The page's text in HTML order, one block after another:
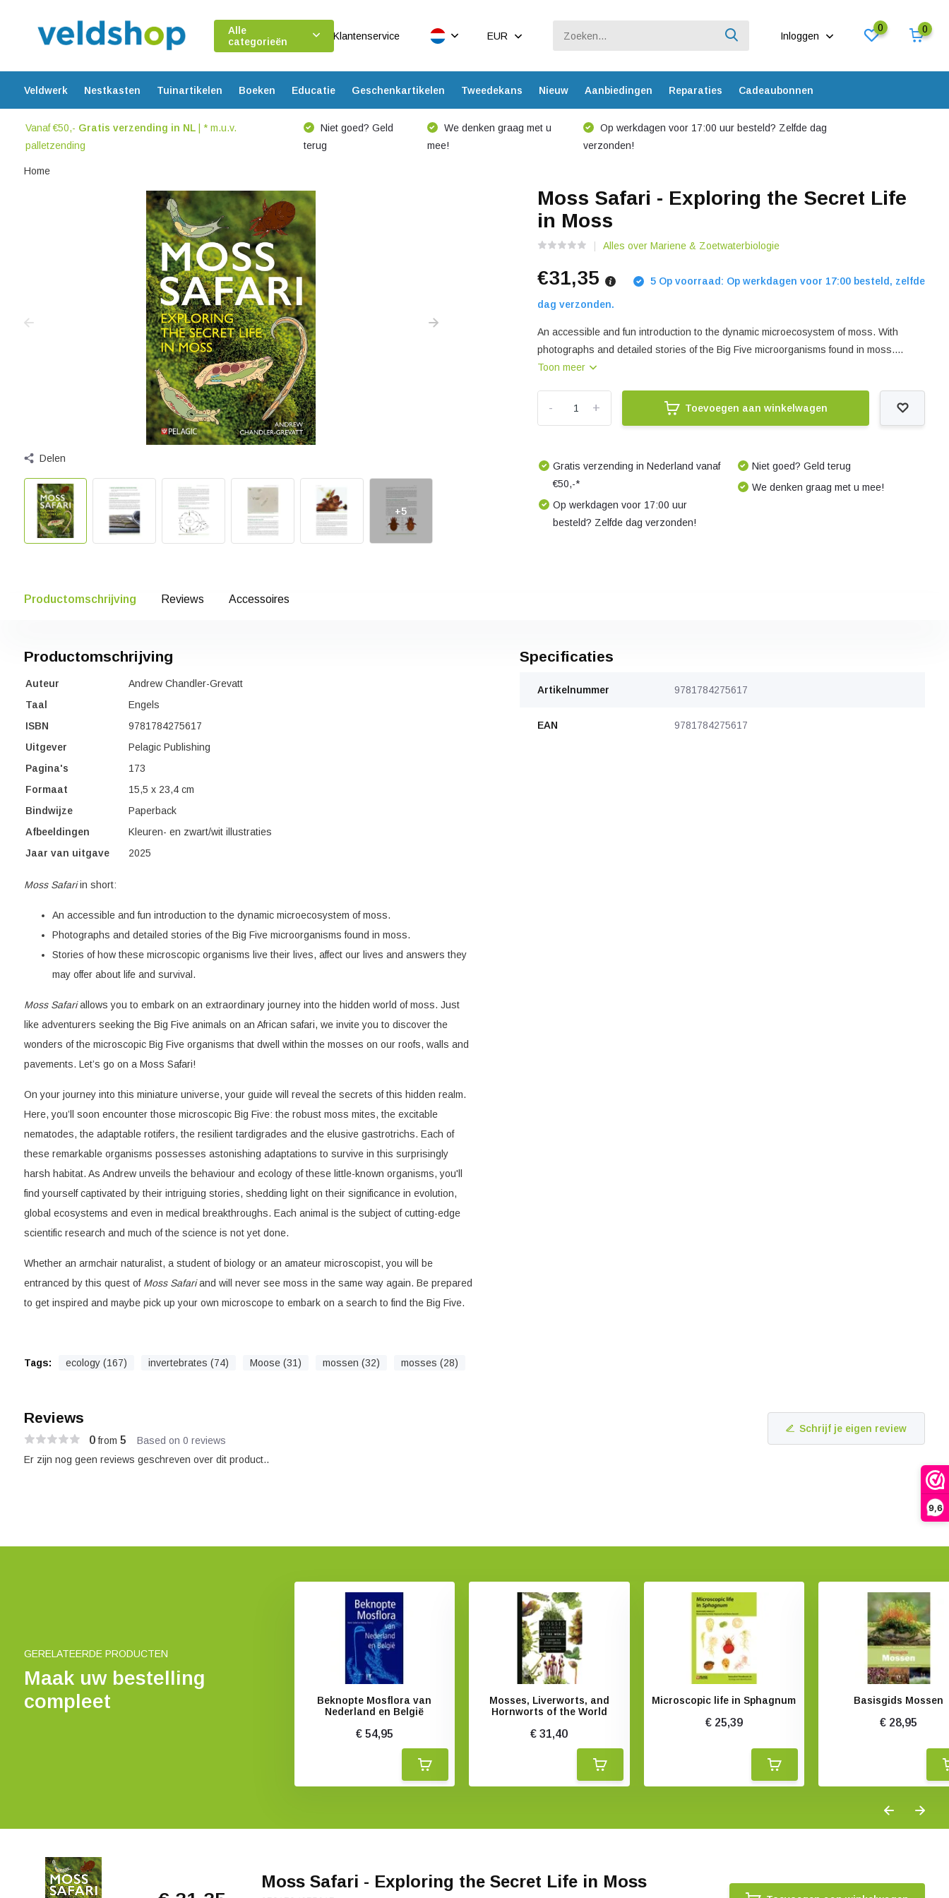
9,6
Alle
categorieën
Klantenservice EUR Inloggen
0 0
Veldwerk Nestkasten Tuinartikelen Boeken Educatie Geschenkartikelen Tweedekans Nieuw Aanbiedingen Reparaties Cadeaubonnen
Vanaf €50,- Gratis verzending in NL| * m.u.v.
palletzending
Niet goed? Geld
terug
We denken graag met u
mee!
Op werkdagen voor 17:00 uur besteld? Zelfde dag
verzonden!
Home
Delen
+5
Moss Safari - Exploring the Secret Life
in Moss
Alles over Mariene & Zoetwaterbiologie
€31,35 5 Op voorraad: Op werkdagen voor 17:00 besteld, zelfde
dag verzonden.
An accessible and fun introduction to the dynamic microecosystem of moss. With
photographs and detailed stories of the Big Five microorganisms found in moss....
Toon meer
+
- Toevoegen aan winkelwagen
Gratis verzending in Nederland vanaf
€50,-*
Op werkdagen voor 17:00 uur
besteld? Zelfde dag verzonden!
Niet goed? Geld terug
We denken graag met u mee!
Productomschrijving Reviews Accessoires
Productomschrijving
Auteur
Andrew Chandler-Grevatt
Taal
Engels
ISBN
9781784275617
Uitgever
Pelagic Publishing
Pagina's
173
Formaat
15,5 x 23,4 cm
Bindwijze
Paperback
Afbeeldingen
Kleuren- en zwart/wit illustraties
Jaar van uitgave
2025
Moss Safariin short:
An accessible and fun introduction to the dynamic microecosystem of moss.
Photographs and detailed stories of the Big Five microorganisms found in moss.
Stories of how these microscopic organisms live their lives, affect our lives and answers they
may offer about life and survival.
Moss Safariallows you to embark on an extraordinary journey into the hidden world of moss. Just
like adventurers seeking the Big Five animals on an African safari, we invite you to discover the
wonders of the microscopic Big Five organisms that dwell within the mosses on our roofs, walls and
pavements. Let’s go on a Moss Safari!
On your journey into this miniature universe, your guide will reveal the secrets of this hidden realm.
Here, you’ll soon encounter those microscopic Big Five: the robust moss mites, the excitable
nematodes, the adaptable rotifers, the resilient tardigrades and the elusive gastrotrichs. Each of
these remarkable organisms possesses astonishing adaptations to survive in this surprisingly
harsh habitat. As Andrew unveils the behaviour and ecology of these little-known organisms, you'll
find yourself captivated by their intriguing stories, shedding light on their significance in evolution,
global ecosystems and even in medical breakthroughs. Each animal is the subject of cutting-edge
scientific research and much of the science is not yet done.
Whether an armchair naturalist, a student of biology or an amateur microscopist, you will be
entranced by this quest of Moss Safariand will never see moss in the same way again. Be prepared
to get inspired and maybe pick up your own microscope to embark on a search to find the Big Five.
Tags: ecology (167) invertebrates (74) Moose (31) mossen (32) mosses (28)
Specificaties
Artikelnummer 9781784275617
EAN 9781784275617
Reviews
0from 5 Based on 0 reviews
Schrijf je eigen review
Er zijn nog geen reviews geschreven over dit product..
GERELATEERDE PRODUCTEN
Maak uw bestelling
compleet
Beknopte Mosflora van
Nederland en België
€ 54,95
Mosses, Liverworts, and
Hornworts of the World
€ 31,40
Microscopic life in Sphagnum
€ 25,39
Basisgids Mossen
€ 28,95
Moss Safari - Exploring the Secret Life in Moss